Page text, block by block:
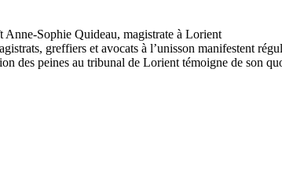
greffiers et avocats à l’unisson manifestent
des peines au tribunal de Lorient témoigne de son